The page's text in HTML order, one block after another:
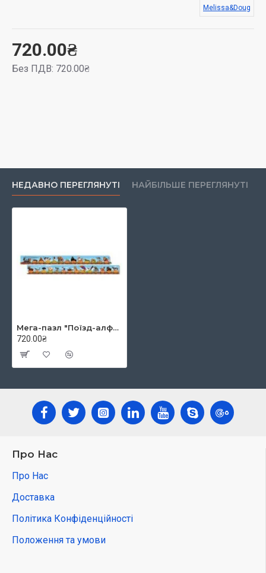
720.00₴
Без ПДВ: 720.00₴
Melissa&Doug
НЕДАВНО ПЕРЕГЛЯНУТІ НАЙБІЛЬШЕ ПЕРЕГЛЯНУТІ
Мега-пазл "Поїзд-алфавіт", 28 ел., Melissa&Doug
720.00₴
Про Нас
Про Нас
Доставка
Політика Конфіденційності
Положення та умови